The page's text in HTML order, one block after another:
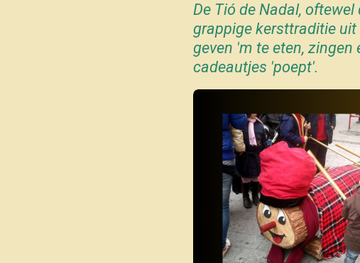
De Tió de Nadal,
grappige kersttraditie uit
geven 'm te eten,
cadeautjes 'poept'.